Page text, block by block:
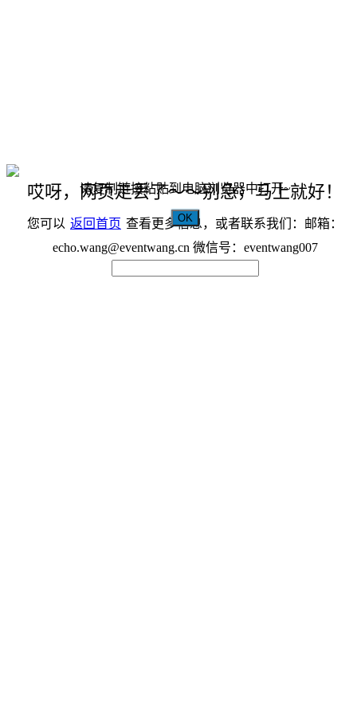
哎呀，网页走丢了～～别急，马上就好！
您可以 返回首页 查看更多信息，或者联系我们：邮箱：
echo.wang@eventwang.cn 微信号：eventwang007
请复制链接粘贴到电脑浏览器中打开~
OK